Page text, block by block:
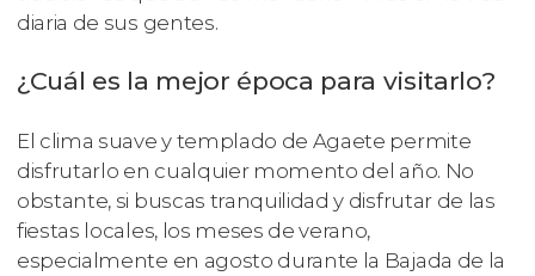
diaria de sus gentes.
¿Cuál es la mejor época para visitarlo?
El clima suave y templado de Agaete permite
disfrutarlo en cualquier momento del año. No
obstante, si buscas tranquilidad y disfrutar de las
fiestas locales, los meses de verano,
especialmente en agosto durante la Bajada de la